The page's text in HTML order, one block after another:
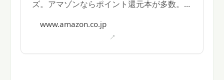
ズ。アマゾンならポイント還元本が多数。一
Fire端末、スマートフォンやタブレットな
www.amazon.co.jp